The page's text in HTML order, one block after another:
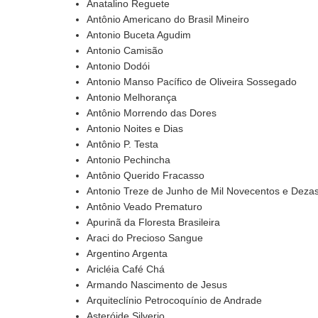
Anatalino Reguete
Antônio Americano do Brasil Mineiro
Antonio Buceta Agudim
Antonio Camisão
Antonio Dodói
Antonio Manso Pacífico de Oliveira Sossegado
Antonio Melhorança
Antônio Morrendo das Dores
Antonio Noites e Dias
Antônio P. Testa
Antonio Pechincha
Antônio Querido Fracasso
Antonio Treze de Junho de Mil Novecentos e
Antônio Veado Prematuro
Apurinã da Floresta Brasileira
Araci do Precioso Sangue
Argentino Argenta
Aricléia Café Chá
Armando Nascimento de Jesus
Arquiteclínio Petrocoquínio de Andrade